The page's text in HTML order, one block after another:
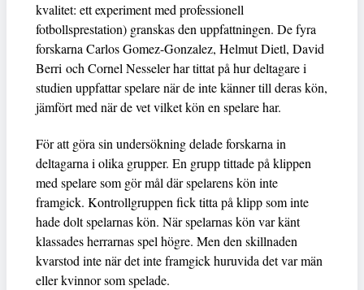
kvalitet: ett experiment med professionell
fotbollsprestation) granskas den uppfattningen. De fyra
forskarna Carlos Gomez-Gonzalez, Helmut Dietl, David
Berri och Cornel Nesseler har tittat på hur deltagare i
studien uppfattar spelare när de inte känner till deras kön,
jämfört med när de vet vilket kön en spelare har.
För att göra sin undersökning delade forskarna in
deltagarna i olika grupper. En grupp tittade på klippen
med spelare som gör mål där spelarens kön inte
framgick. Kontrollgruppen fick titta på klipp som inte
hade dolt spelarnas kön. När spelarnas kön var känt
klassades herrarnas spel högre. Men den skillnaden
kvarstod inte när det inte framgick huruvida det var män
eller kvinnor som spelade.